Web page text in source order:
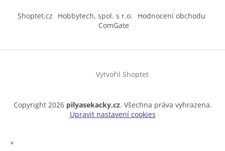
Shoptet.cz Hobbytech, spol. s r.o.
Hodnocení obchodu
ComGate
Vytvořil Shoptet
Copyright 2026 pilyasekacky.cz. Všechna práva vyhrazena.
Upravit nastavení cookies
×